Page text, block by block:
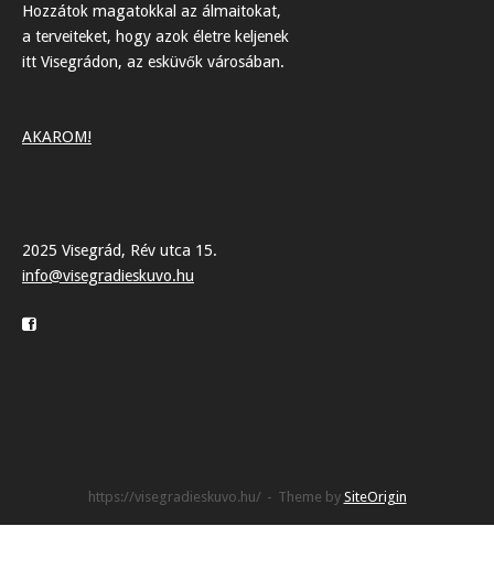
Hozzátok magatokkal az álmaitokat,
a terveiteket, hogy azok életre keljenek
itt Visegrádon, az esküvők városában.
AKAROM!
2025 Visegrád, Rév utca 15.
info@visegradieskuvo.hu
https://visegradieskuvo.hu/ Theme by SiteOrigin